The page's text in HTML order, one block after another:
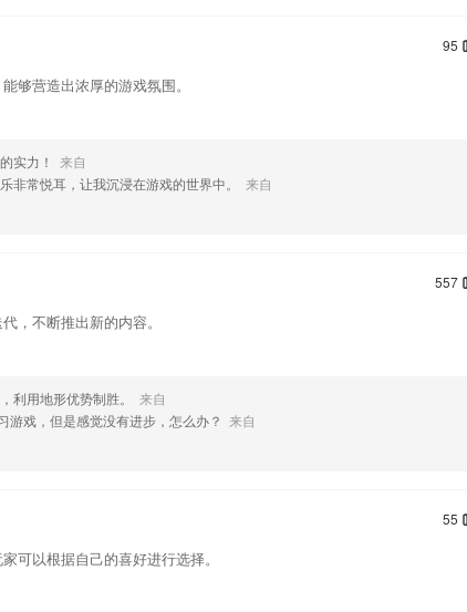
比检测、超越常规检测「10倍」速度数秒出结果；
水平等级】
题目难易程度,您适合做什么难度层次的题目,它了如指掌!有组织的抽出 1
目了然
人士线上购票提供更多便利；
费的介绍，如果您喜欢这款软件，您可以到应用商店进行打分评论，说出
95
够营造出浓厚的游戏氛围。
实力！
来自
非常悦耳，让我沉浸在游戏的世界中。
来自
557
，不断推出新的内容。
利用地形优势制胜。
来自
游戏，但是感觉没有进步，怎么办？ 来自
55
可以根据自己的喜好进行选择。